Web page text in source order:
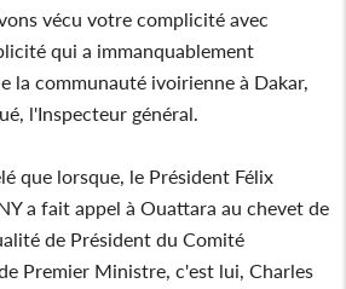
vécu votre complicité avec
qui a immanquablement
la communauté ivoirienne à Dakar,
l'Inspecteur général.
que lorsque, le Président Félix
a fait appel à Ouattara au chevet de
de Président du Comité
Premier Ministre, c'est lui, Charles